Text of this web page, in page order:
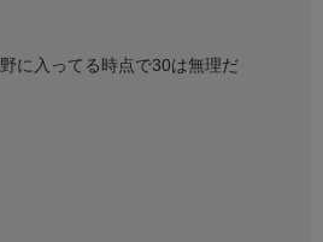
に入ってる時点で30は無理だ